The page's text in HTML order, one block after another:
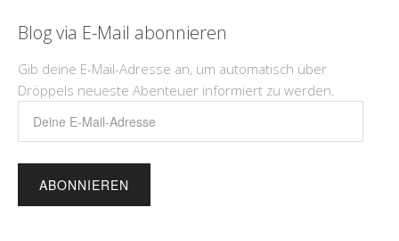
Blog via E-Mail abonnieren
Gib deine E-Mail-Adresse an, um automatisch über
Dröppels neueste Abenteuer informiert zu werden.
Adresse